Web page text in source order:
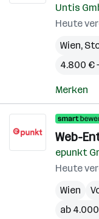
Untis
Heute
Wien,
4.800 €
Merken
Web-
epunkt
Heute
Wien
ab